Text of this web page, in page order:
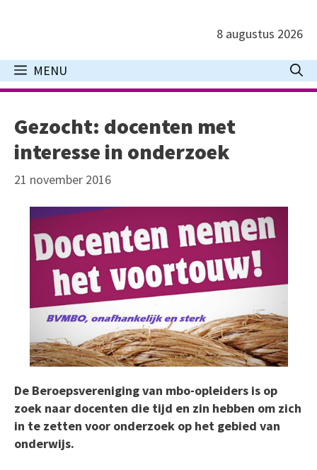
inhoud
8 augustus 2026
MENU
Gezocht: docenten met
interesse in onderzoek
21 november 2016
De Beroepsvereniging van mbo-opleiders is op
zoek naar docenten die tijd en zin hebben om zich
in te zetten voor onderzoek op het gebied van
onderwijs.